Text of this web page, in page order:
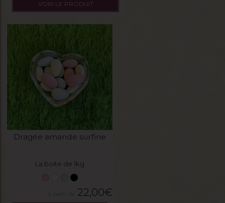
VOIR LE PRODUIT
Dragée amande surfine
La boite de 1kg
22,00€